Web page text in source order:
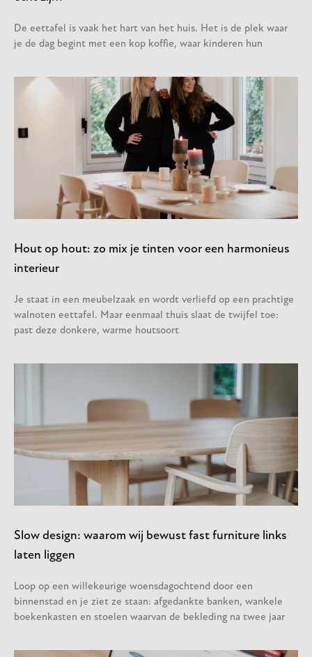
De eettafel is vaak het hart van het huis. Het is de plek waar
je de dag begint met een kop koffie, waar kinderen hun
Hout op hout: zo mix je tinten voor een harmonieus
interieur
Je staat in een meubelzaak en wordt verliefd op een prachtige
walnoten eettafel. Maar eenmaal thuis slaat de twijfel toe:
past deze donkere, warme houtsoort
Slow design: waarom wij bewust fast furniture links
laten liggen
Loop op een willekeurige woensdagochtend door een
binnenstad en je ziet ze staan: afgedankte banken, wankele
boekenkasten en stoelen waarvan de bekleding na twee jaar